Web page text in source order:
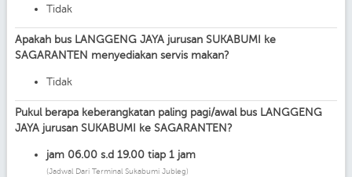
Tidak
Apakah bus LANGGENG JAYA jurusan SUKABUMI ke
SAGARANTEN menyediakan servis makan?
Tidak
Pukul berapa keberangkatan paling pagi/awal bus LANGGENG
JAYA jurusan SUKABUMI ke SAGARANTEN?
jam 06.00 s.d 19.00 tiap 1 jam
(Jadwal Dari Terminal Sukabumi Jubleg)